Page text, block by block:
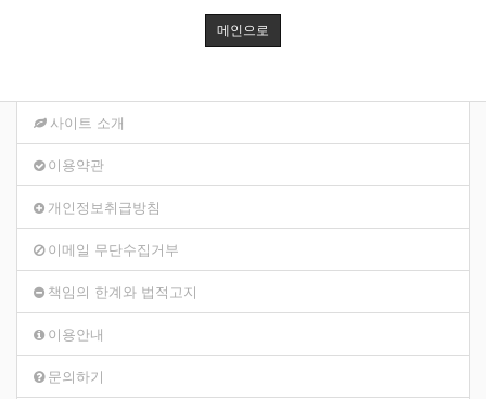
메인으로
사이트 소개
이용약관
개인정보취급방침
이메일 무단수집거부
책임의 한계와 법적고지
이용안내
문의하기